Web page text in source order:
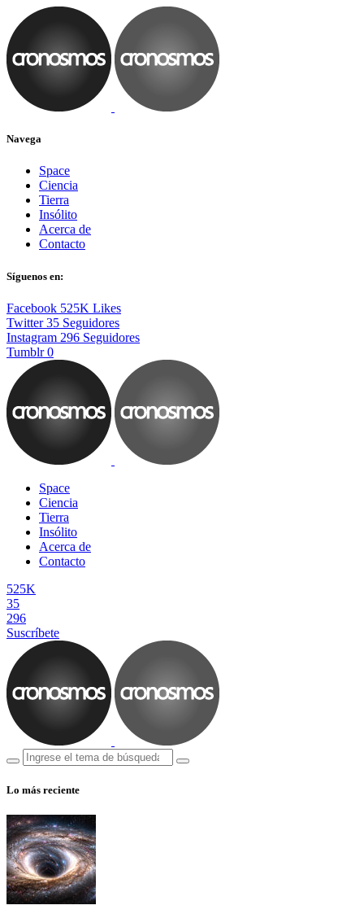
Navega
Space
Ciencia
Tierra
Insólito
Acerca de
Contacto
Síguenos en:
Facebook 525K Likes
Twitter 35 Seguidores
Instagram 296 Seguidores
Tumblr 0
Space
Ciencia
Tierra
Insólito
Acerca de
Contacto
525K
35
296
Suscríbete
Lo más reciente